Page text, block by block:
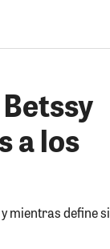
a los
mientras define si